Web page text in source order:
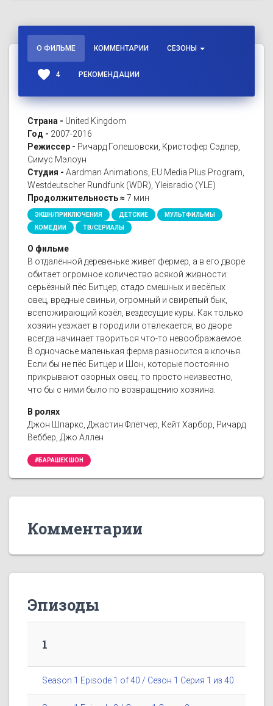
О ФИЛЬМЕ КОММЕНТАРИИ СЕЗОНЫ
favorite 4 РЕКОМЕНДАЦИИ
Страна - United Kingdom
Год - 2007-2016
Режиссер - Ричард Голешовски, Кристофер Сэдлер,
Симус Мэлоун
Студия - Aardman Animations, EU Media Plus Program,
Westdeutscher Rundfunk (WDR), Yleisradio (YLE)
Продолжительность ≈ 7 мин
ЭКШН/ПРИКЛЮЧЕНИЯ ДЕТСКИЕ
МУЛЬТФИЛЬМЫ
КОМЕДИИ
ТВ/СЕРИАЛЫ
О фильме
В отдалённой деревеньке живёт фермер, а в его дворе
обитает огромное количество всякой живности:
серьёзный пёс Битцер, стадо смешных и весёлых
овец, вредные свиньи, огромный и свирепый бык,
всепожирающий козёл, вездесущие куры. Как только
хозяин уезжает в город или отвлекается, во дворе
всегда начинает твориться что-то невоображаемое.
В одночасье маленькая ферма разносится в клочья.
Если бы не пёс Битцер и Шон, которые постоянно
прикрывают озорных овец, то просто неизвестно,
что бы с ними было по возвращению хозяина.
В ролях
Джон Шпаркс, Джастин Флетчер, Кейт Харбор, Ричард
Веббер, Джо Аллен
#БАРАШЕК ШОН
Комментарии
Эпизоды
1
Season 1 Episode 1 of 40 / Сезон 1 Серия 1 из 40